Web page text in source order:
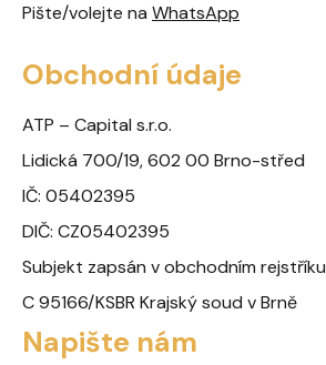
Pište/volejte na WhatsApp
Obchodní údaje
ATP – Capital s.r.o.
Lidická 700/19, 602 00 Brno-střed
IČ: 05402395
DIČ: CZ05402395
Subjekt zapsán v obchodním rejstříku
C 95166/KSBR Krajský soud v Brně
Napište nám